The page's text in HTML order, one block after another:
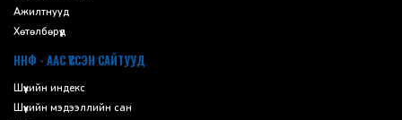
Ажилтнууд
Хөтөлбөрүүд
ННФ - ААС ҮҮССЭН САЙТУУД
Шүүхийн индекс
Шүүхийн мэдээллийн сан